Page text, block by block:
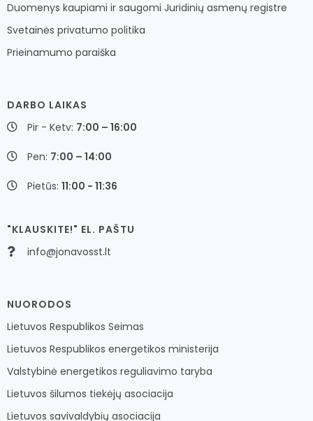
Duomenys kaupiami ir saugomi Juridinių asmenų registre
Svetainės privatumo politika
Prieinamumo paraiška
DARBO LAIKAS
Pir - Ketv: 7:00 – 16:00
Pen: 7:00 – 14:00
Pietūs: 11:00 - 11:36
"KLAUSKITE!" EL. PAŠTU
info@jonavosst.lt
NUORODOS
Lietuvos Respublikos Seimas
Lietuvos Respublikos energetikos ministerija
Valstybinė energetikos reguliavimo taryba
Lietuvos šilumos tiekėjų asociacija
Lietuvos savivaldybių asociacija